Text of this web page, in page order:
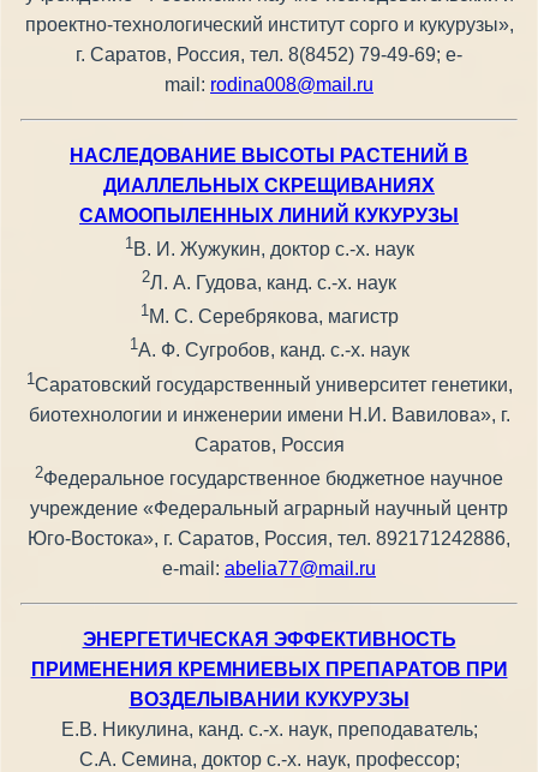
проектно-технологический институт сорго и кукурузы»,
г. Саратов, Россия, тел. 8(8452) 79-49-69; e-
mail: rodina008@mail.ru
НАСЛЕДОВАНИЕ ВЫСОТЫ РАСТЕНИЙ В
ДИАЛЛЕЛЬНЫХ СКРЕЩИВАНИЯХ
САМООПЫЛЕННЫХ ЛИНИЙ КУКУРУЗЫ
1В. И. Жужукин, доктор с.-х. наук
2Л. А. Гудова, канд. с.-х. наук
1М. С. Серебрякова, магистр
1А. Ф. Сугробов, канд. с.-х. наук
1Саратовский государственный университет генетики,
биотехнологии и инженерии имени Н.И. Вавилова», г.
Саратов, Россия
2Федеральное государственное бюджетное научное
учреждение «Федеральный аграрный научный центр
Юго-Востока», г. Саратов, Россия, тел. 892171242886,
e-mail: abelia77@mail.ru
ЭНЕРГЕТИЧЕСКАЯ ЭФФЕКТИВНОСТЬ
ПРИМЕНЕНИЯ КРЕМНИЕВЫХ ПРЕПАРАТОВ ПРИ
ВОЗДЕЛЫВАНИИ КУКУРУЗЫ
Е.В. Никулина, канд. с.-х. наук, преподаватель;
С.А. Семина, доктор с.-х. наук, профессор;